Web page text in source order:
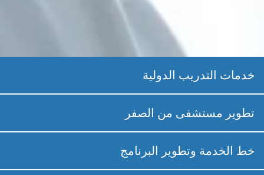
خدمات التدريب الدولية
تطوير مستشفى من الصفر
خط الخدمة وتطوير البرنامج